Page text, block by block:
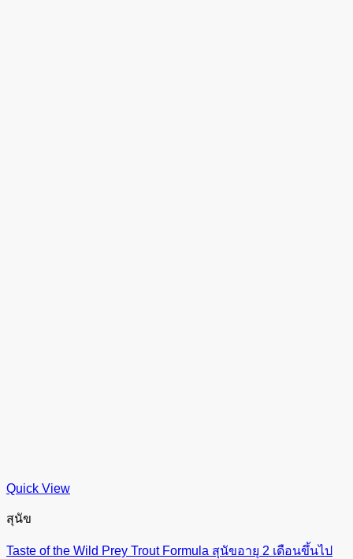
Quick View
สุนัข
Taste of the Wild Prey Trout Formula สุนัขอายุ 2 เดือนขึ้นไป